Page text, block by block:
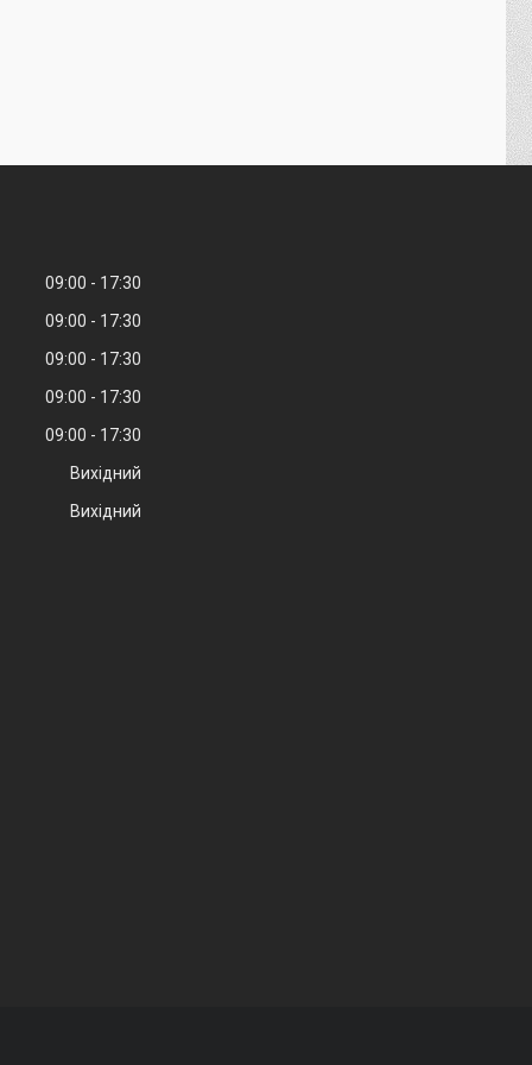
09:00
17:30
09:00
17:30
09:00
17:30
09:00
17:30
09:00
17:30
Вихідний
Вихідний